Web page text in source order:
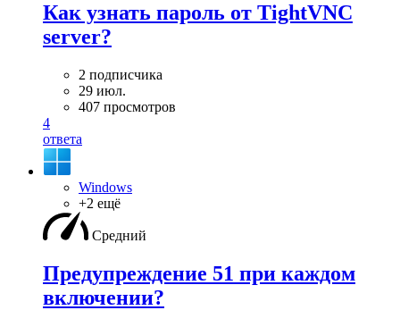
Как узнать пароль от TightVNC
server?
2 подписчика
29 июл.
407 просмотров
4
ответа
Windows
+2 ещё
Средний
Предупреждение 51 при каждом
включении?